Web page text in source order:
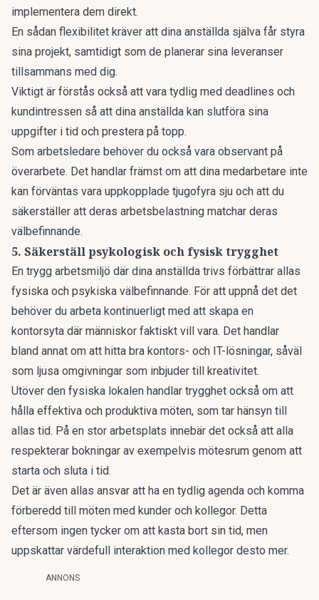
implementera dem direkt.
En sådan flexibilitet kräver att dina anställda själva får styra
sina projekt, samtidigt som de planerar sina leveranser
tillsammans med dig.
Viktigt är förstås också att vara tydlig med deadlines och
kundintressen så att dina anställda kan slutföra sina
uppgifter i tid och prestera på topp.
Som arbetsledare behöver du också vara observant på
överarbete. Det handlar främst om att dina medarbetare inte
kan förväntas vara uppkopplade tjugofyra sju och att du
säkerställer att deras arbetsbelastning matchar deras
välbefinnande.
5. Säkerställ psykologisk och fysisk trygghet
En trygg arbetsmiljö där dina anställda trivs förbättrar allas
fysiska och psykiska välbefinnande. För att uppnå det det
behöver du arbeta kontinuerligt med att skapa en
kontorsyta där människor faktiskt vill vara. Det handlar
bland annat om att hitta bra kontors- och IT-lösningar, såväl
som ljusa omgivningar som inbjuder till kreativitet.
Utöver den fysiska lokalen handlar trygghet också om att
hålla effektiva och produktiva möten, som tar hänsyn till
allas tid. På en stor arbetsplats innebär det också att alla
respekterar bokningar av exempelvis mötesrum genom att
starta och sluta i tid.
Det är även allas ansvar att ha en tydlig agenda och komma
förberedd till möten med kunder och kollegor. Detta
eftersom ingen tycker om att kasta bort sin tid, men
uppskattar värdefull interaktion med kollegor desto mer.
ANNONS